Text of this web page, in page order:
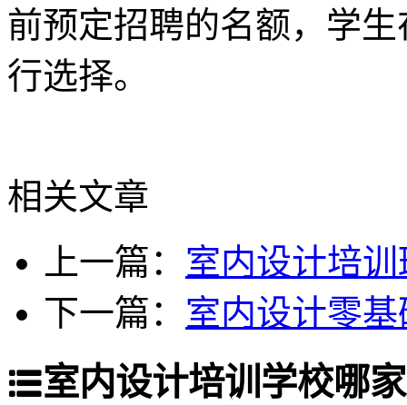
前预定招聘的名额，学
行选择。
相关文章
上一篇： 室内设计培
下一篇： 室内设计零
室内设计培训学校哪